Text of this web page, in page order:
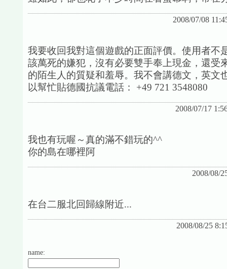
2008/07/08
我要收回我對這個遊戲的正面評價。使用者不
該萬死的嫌犯，沒有必要雙手奉上現金，還受
的陌生人的質疑和羞辱。我不會講德文，英文
以幫忙貼德國抗議電話： +49 721 3548080
2008/07/17
我也有玩喔～真的滿不錯玩的^^
你的島在哪裡阿
2008/08/
在台二服北回歸線附近...
2008/08/25
name: